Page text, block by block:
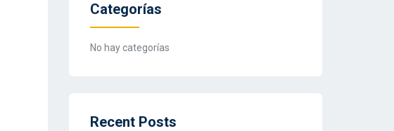
Categorías
No hay categorías
Recent Posts